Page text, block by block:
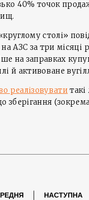
40% точок
столі»
АЗС за три місяці
на заправках
й активоване
реалізовувати такі
зберігання
НАСТУПНА